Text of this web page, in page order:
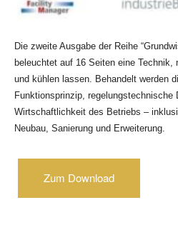
Die zweite Ausgabe der Reihe
beleuchtet auf 16 Seiten eine Technik,
und kühlen lassen. Behandelt werden
Funktionsprinzip, regelungstechnische
Wirtschaftlichkeit des Betriebs –
Neubau, Sanierung und Erweiterung.
Zum Download